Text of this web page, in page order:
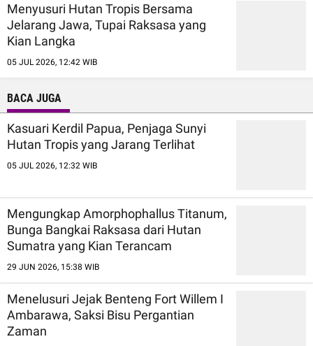
Menyusuri Hutan Tropis Bersama
Jelarang Jawa, Tupai Raksasa yang
Kian Langka
05 JUL 2026, 12:42 WIB
BACA JUGA
Kasuari Kerdil Papua, Penjaga Sunyi
Hutan Tropis yang Jarang Terlihat
05 JUL 2026, 12:32 WIB
Mengungkap Amorphophallus Titanum,
Bunga Bangkai Raksasa dari Hutan
Sumatra yang Kian Terancam
29 JUN 2026, 15:38 WIB
Menelusuri Jejak Benteng Fort Willem I
Ambarawa, Saksi Bisu Pergantian
Zaman